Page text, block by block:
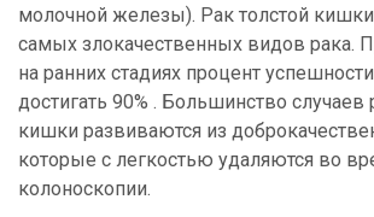
молочной железы). Рак толстой кишки
самых злокачественных видов рака.
на ранних стадиях процент
достигать 90% . Большинство случаев
кишки развиваются из
которые с легкостью удаляются во
колоноскопии.